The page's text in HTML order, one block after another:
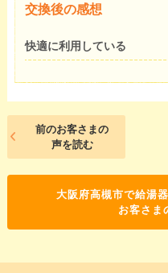
交換後の感想
快適に利用している
前のお客さまの
声を読む
大阪府高槻市で給湯
お客さま